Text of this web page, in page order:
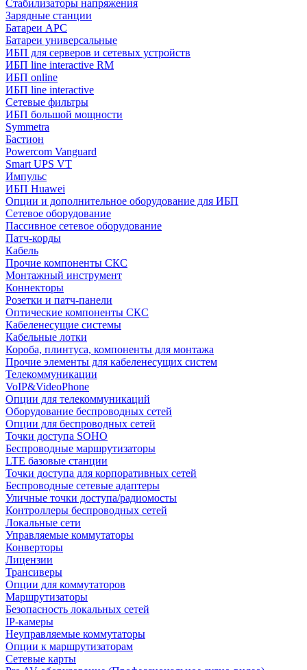
Стабилизаторы напряжения
Зарядные станции
Батареи APC
Батареи универсальные
ИБП для серверов и сетевых устройств
ИБП line interactive RM
ИБП online
ИБП linе interactive
Сетевые фильтры
ИБП большой мощности
Symmetra
Бастион
Powercom Vanguard
Smart UPS VT
Импульс
ИБП Huawei
Опции и дополнительное оборудование для ИБП
Сетевое оборудование
Пассивное сетевое оборудование
Патч-корды
Кабель
Прочие компоненты СКС
Монтажный инструмент
Коннекторы
Розетки и патч-панели
Оптические компоненты СКС
Кабеленесущие системы
Кабельные лотки
Короба, плинтуса, компоненты для монтажа
Прочие элементы для кабеленесущих систем
Телекоммуникации
VoIP&VideoPhone
Опции для телекоммуникаций
Оборудование беспроводных сетей
Опции для беспроводных сетей
Точки доступа SOHO
Беспроводные маршрутизаторы
LTE базовые станции
Точки доступа для корпоративных сетей
Беспроводные сетевые адаптеры
Уличные точки доступа/радиомосты
Контроллеры беспроводных сетей
Локальные сети
Управляемые коммутаторы
Конверторы
Лицензии
Трансиверы
Опции для коммутаторов
Маршрутизаторы
Безопасность локальных сетей
IP-камеры
Неуправляемые коммутаторы
Опции к маршрутизаторам
Сетевые карты